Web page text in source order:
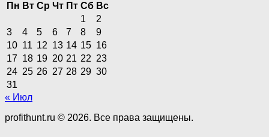
Пн Вт Ср Чт Пт Сб Вс
1
2
3
4 5 6 7 8
9
10 11 12 13 14 15 16
17 18 19 20 21 22 23
24 25 26 27 28 29 30
31
« Июл
profithunt.ru © 2026. Все права защищены.